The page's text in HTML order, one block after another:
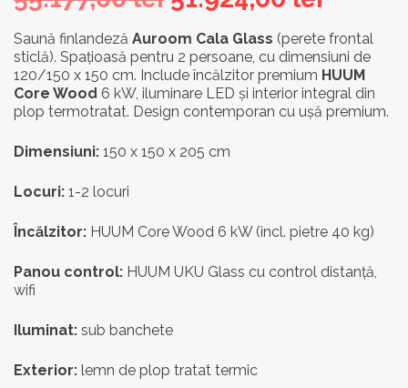
inițial
a
fost:
55.177,00 lei.
curent
este:
Saună finlandeză Auroom Cala Glass (perete frontal
sticlă). Spațioasă pentru 2 persoane, cu dimensiuni de
120/150 x 150 cm. Include încălzitor premium HUUM
Core Wood 6 kW, iluminare LED și interior integral din
plop termotratat. Design contemporan cu ușă premium.
Dimensiuni: 150 x 150 x 205 cm
Locuri: 1-2 locuri
Încălzitor: HUUM Core Wood 6 kW (incl. pietre 40 kg)
Panou control: HUUM UKU Glass cu control distanță,
wifi
Iluminat: sub banchete
Exterior: lemn de plop tratat termic